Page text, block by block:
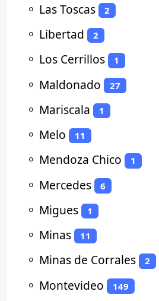
⚬ Las Toscas 2
⚬ Libertad 2
⚬ Los Cerrillos 1
⚬ Maldonado 27
⚬ Mariscala 1
⚬ Melo 11
⚬ Mendoza Chico 1
⚬ Mercedes 6
⚬ Migues 1
⚬ Minas 11
⚬ Minas de Corrales 2
⚬ Montevideo 149